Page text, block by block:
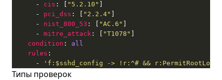
      -
cis : [ "5.2.10"
      -
pci_dss : [ "2.2.4"
      -
nist_800_53 : [ "AC.6"
      -
mitre_attack : [ "T1078"
condition : all
rules
      -
'f:$sshd_config -> !r:^# &&
Типы проверок